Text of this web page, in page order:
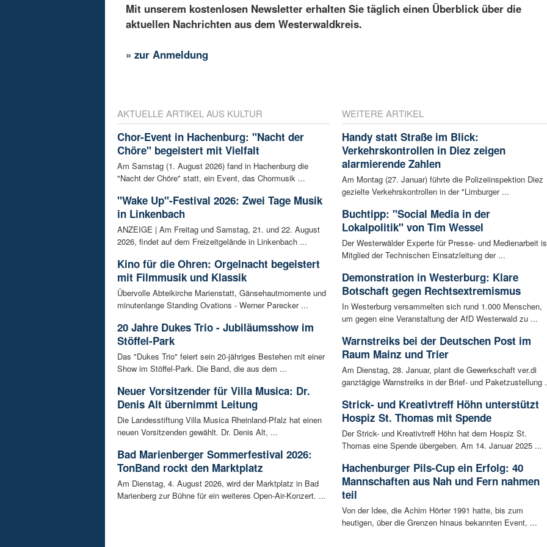
Mit unserem kostenlosen Newsletter erhalten Sie täglich einen Überblick über die
aktuellen Nachrichten aus dem Westerwaldkreis.
»zur Anmeldung
AKTUELLE ARTIKEL AUS KULTUR
Chor-Event in Hachenburg: "Nacht der
Chöre" begeistert mit Vielfalt
Am Samstag (1. August 2026) fand in Hachenburg die
"Nacht der Chöre" statt, ein Event, das Chormusik ...
"Wake Up"-Festival 2026: Zwei Tage Musik
in Linkenbach
ANZEIGE | Am Freitag und Samstag, 21. und 22. August
2026, findet auf dem Freizeitgelände in Linkenbach ...
Kino für die Ohren: Orgelnacht begeistert
mit Filmmusik und Klassik
Übervolle Abteikirche Marienstatt, Gänsehautmomente und
minutenlange Standing Ovations - Werner Parecker ...
20 Jahre Dukes Trio - Jubiläumsshow im
Stöffel-Park
Das "Dukes Trio" feiert sein 20-jähriges Bestehen mit einer
Show im Stöffel-Park. Die Band, die aus dem ...
Neuer Vorsitzender für Villa Musica: Dr.
Denis Alt übernimmt Leitung
Die Landesstiftung Villa Musica Rheinland-Pfalz hat einen
neuen Vorsitzenden gewählt. Dr. Denis Alt, ...
Bad Marienberger Sommerfestival 2026:
TonBand rockt den Marktplatz
Am Dienstag, 4. August 2026, wird der Marktplatz in Bad
Marienberg zur Bühne für ein weiteres Open-Air-Konzert. ...
WEITERE ARTIKEL
Handy statt Straße im Blick:
Verkehrskontrollen in Diez zeigen
alarmierende Zahlen
Am Montag (27. Januar) führte die Polizeiinspektion Diez
gezielte Verkehrskontrollen in der "Limburger ...
Buchtipp: "Social Media in der
Lokalpolitik" von Tim Wessel
Der Westerwälder Experte für Presse- und Medienarbeit
Mitglied der Technischen Einsatzleitung der ...
Demonstration in Westerburg: Klare
Botschaft gegen Rechtsextremismus
In Westerburg versammelten sich rund 1.000 Menschen,
um gegen eine Veranstaltung der AfD Westerwald zu ...
Warnstreiks bei der Deutschen Post im
Raum Mainz und Trier
Am Dienstag, 28. Januar, plant die Gewerkschaft ver.di
ganztägige Warnstreiks in der Brief- und Paketzustellung
Strick- und Kreativtreff Höhn unterstützt
Hospiz St. Thomas mit Spende
Der Strick- und Kreativtreff Höhn hat dem Hospiz St.
Thomas eine Spende übergeben. Am 14. Januar 2025 ...
Hachenburger Pils-Cup ein Erfolg: 40
Mannschaften aus Nah und Fern nahmen
teil
Von der Idee, die Achim Hörter 1991 hatte, bis zum
heutigen, über die Grenzen hinaus bekannten Event, ...